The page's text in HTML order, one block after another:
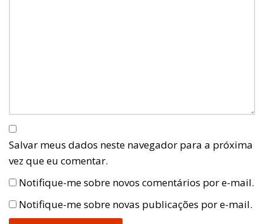
Salvar meus dados neste navegador para a próxima
vez que eu comentar.
Notifique-me sobre novos comentários por e-mail.
Notifique-me sobre novas publicações por e-mail.